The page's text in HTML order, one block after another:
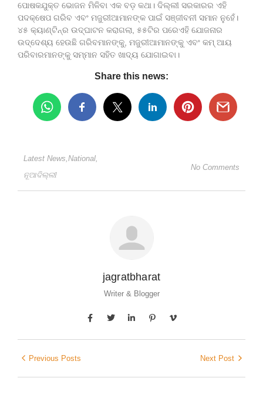
ପୋଷକଯୁକ୍ତ ଭୋଜନ ମିଳିବା ଏକ ବଡ଼ କଥା। ଦିଲ୍ଲୀ ସରକାରର ଏହି
ପଦକ୍ଷେପ ଗରିବ ଏବଂ ମଜୁରୀଆମାନଙ୍କ ପାଇଁ ସଞ୍ଜୀବନୀ ସମାନ ନୁହେଁ।
୪୫ କ୍ୟାଣ୍ଟିନ୍‌ର ଉଦ୍‌ଘାଟନ କରାଗଲା, ୫୫ଟିର ପରେଏହି ଯୋଜନାର
ଉଦ୍ଦେଶ୍ୟ ହେଉଛି ଗରିବମାନଙ୍କୁ, ମଜୁରୀଆମାନଙ୍କୁ ଏବଂ କମ୍ ଆୟ
ପରିବାରମାନଙ୍କୁ ସମ୍ମାନ ସହିତ ଖାଦ୍ୟ ଯୋଗାଇବା।
Share this news:
Latest News,National,
ନୂଆଦିଲ୍ଲୀ
No Comments
jagratbharat
Writer & Blogger
Previous Posts Next Post